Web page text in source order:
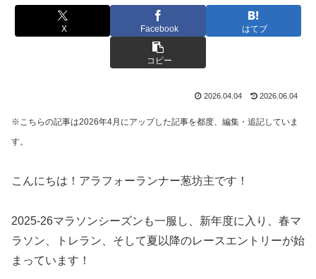
X Facebook はてブ
コピー
2026.04.04 2026.06.04
※こちらの記事は2026年4月にアップした記事を都度、編集・追記していま
す。
こんにちは！アラフォーランナー葱坊主です！
2025-26マラソンシーズンも一服し、新年度に入り、春マ
ラソン、トレラン、そして夏以降のレースエントリーが始
まっています！